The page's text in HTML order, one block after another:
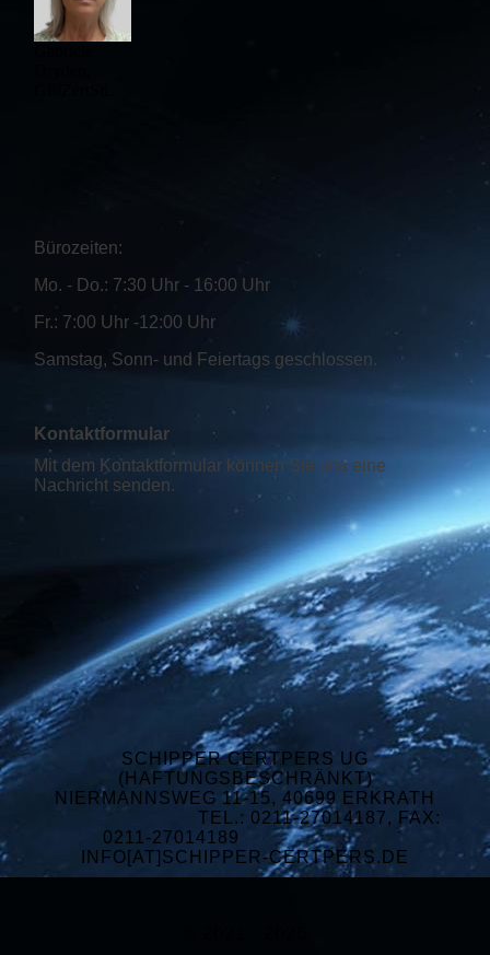
Bürozeiten:
Mo. - Do.: 7:30 Uhr - 16:00 Uhr
Fr.: 7:00 Uhr -12:00 Uhr
Samstag, Sonn- und Feiertags geschlossen.
Kontaktformular
Mit dem Kontaktformular können Sie uns eine
Nachricht senden.
SCHIPPER CERTPERS UG
(HAFTUNGSBESCHRÄNKT)
NIERMANNSWEG 11-15, 40699 ERKRATH
TEL.: 0211-27014187, FAX:
0211-27014189
INFO[AT]SCHIPPER-CERTPERS.DE